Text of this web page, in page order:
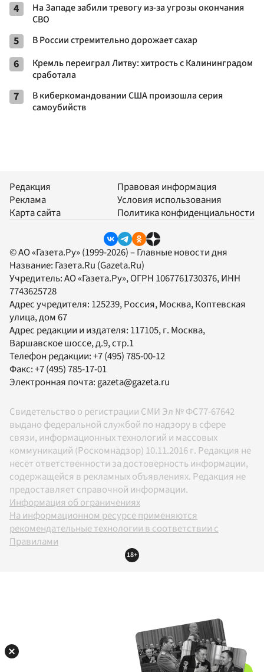
4
На Западе забили тревогу из-за угрозы окончания
СВО
5 В России стремительно дорожает сахар
6
Кремль переиграл Литву: хитрость с Калининградом
сработала
7
В киберкомандовании США произошла серия
самоубийств
Редакция
Реклама
Карта сайта
Правовая информация
Условия использования
Политика конфиденциальности
© АО «Газета.Ру» (1999-2026) – Главные новости дня
Название: Газета.Ru (Gazeta.Ru)
Учредитель:АО «Газета.Ру», ОГРН 1067761730376, ИНН
7743625728
Адрес учредителя: 125239, Россия, Москва, Коптевская
улица, дом 67
Адрес редакции и издателя: 117105, г. Москва,
Варшавское шоссе, д.9, стр.1
Телефон редакции:+7 (495) 785-00-12
Факс:+7 (495) 785-17-01
Электронная почта: gazeta@gazeta.ru
Свидетельство о регистрации СМИ Эл № ФС77-67642
выдано федеральной службой по надзору в сфере
связи, информационных технологий и массовых
коммуникаций (Роскомнадзор) 10.11.2016 г. Редакция не
несет ответственности за достоверность информации,
содержащейся в рекламных объявлениях. Редакция не
предоставляет справочной информации.
Информация об ограничениях
На информационном ресурсе применяются
рекомендательные технологии в соответствии с
Правилами
18+